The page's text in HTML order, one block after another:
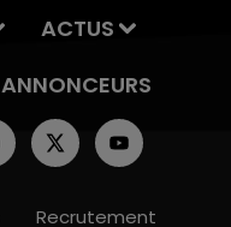
ACTUS
ANNONCEURS
Recrutement